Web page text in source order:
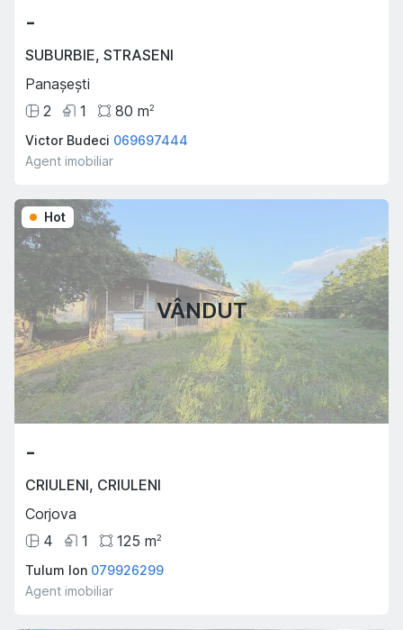
-
SUBURBIE, STRASENI
Panașești
2
1 80 m2
Victor Budeci 069697444
Agent imobiliar
VÂNDUT
Hot
-
CRIULENI, CRIULENI
Corjova
4
1 125 m2
Tulum Ion 079926299
Agent imobiliar